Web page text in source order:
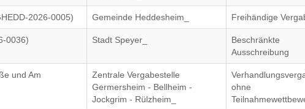
2026-0005) Gemeinde Heddesheim_ Freihändige
0036) Stadt Speyer_
Beschränkte
Ausschreibung
und Am
Zentrale Vergabestelle
Germersheim - Bellheim -
Jockgrim - Rülzheim_
ohne